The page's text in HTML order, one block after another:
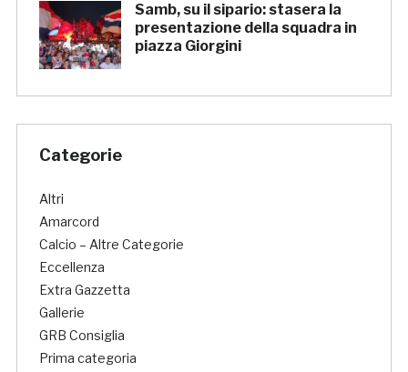
Samb, su il sipario: stasera la
presentazione della squadra in
piazza Giorgini
Categorie
Altri
Amarcord
Calcio – Altre Categorie
Eccellenza
Extra Gazzetta
Gallerie
GRB Consiglia
Prima categoria